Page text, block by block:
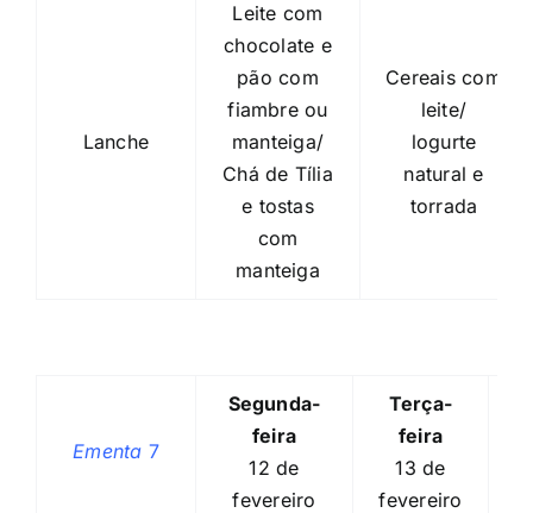
Lanche
Leite com
chocolate e
pão com
fiambre ou
manteiga/
Chá de Tília
e tostas
com
manteiga
Cereais com
leite/
logurte
natural e
torrada
Ementa 7
Segunda-
feira
12 de
fevereiro
Terça-
feira
13 de
fevereiro